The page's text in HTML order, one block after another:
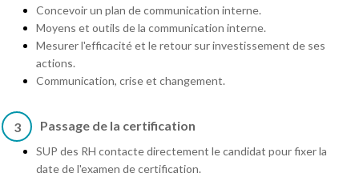
Concevoir un plan de communication interne.
Moyens et outils de la communication interne.
Mesurer l'efficacité et le retour sur investissement de ses
actions.
Communication, crise et changement.
3 Passage de la certification
SUP des RH contacte directement le candidat pour fixer la
date de l'examen de certification.